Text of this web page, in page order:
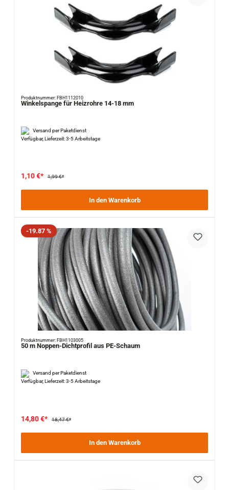
Produktnummer: FBH1112010
Winkelspange für Heizrohre 14-18 mm
Versand per Paketdienst
Verfügbar, Lieferzeit: 3-5 Arbeitstage
1,10 €* 1,99 €*
In den Warenkorb
Rabatt
-19.87 %
Produktnummer: FBH1103005
50 m Noppen-Dichtprofil aus PE-Schaum
Versand per Paketdienst
Verfügbar, Lieferzeit: 3-5 Arbeitstage
14,80 €* 18,47 €*
In den Warenkorb